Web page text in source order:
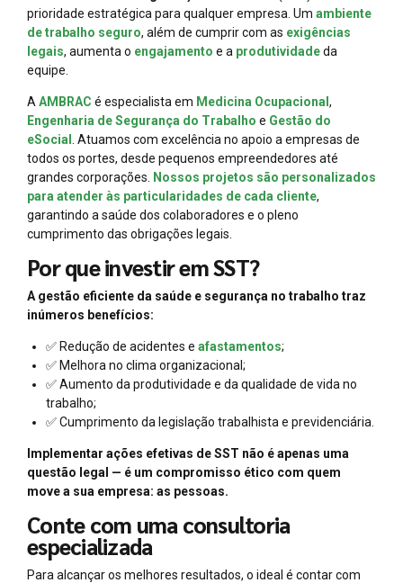
prioridade estratégica para qualquer empresa. Um ambiente
de trabalho seguro, além de cumprir com as exigências
legais, aumenta o engajamento e a produtividadeda
equipe.
A AMBRAC é especialista em Medicina Ocupacional ,
Engenharia de Segurança do Trabalho e Gestão do
eSocial
. Atuamos com excelência no apoio a empresas de
todos os portes, desde pequenos empreendedores até
grandes corporações.
Nossos projetos são personalizados
para atender às particularidades de cada cliente,
garantindo a saúde dos colaboradores e o pleno
cumprimento das obrigações legais.
Por que investir em SST?
A gestão eficiente da saúde e segurança no trabalho traz
inúmeros benefícios:
✅ Redução de acidentes e afastamentos;
✅ Melhora no clima organizacional;
✅ Aumento da produtividade e da qualidade de vida no
trabalho;
✅ Cumprimento da legislação trabalhista e previdenciária.
Implementar ações efetivas de SST não é apenas uma
questão legal — é um compromisso ético com quem
move a sua empresa: as pessoas.
Conte com uma consultoria
especializada
Para alcançar os melhores resultados, o ideal é contar com